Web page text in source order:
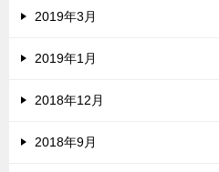
2019年3月
2019年1月
2018年12月
2018年9月